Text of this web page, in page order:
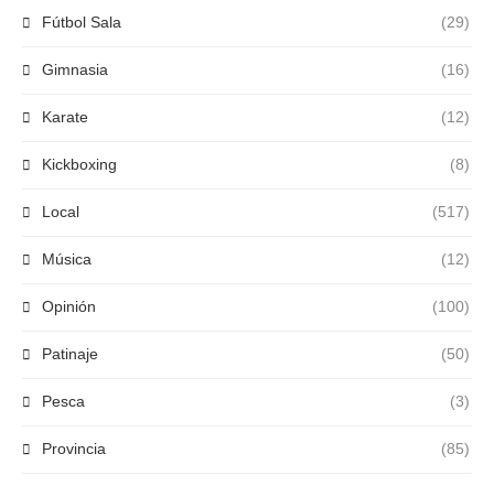
Fútbol Sala (29)
Gimnasia (16)
Karate (12)
Kickboxing (8)
Local (517)
Música (12)
Opinión (100)
Patinaje (50)
Pesca (3)
Provincia (85)